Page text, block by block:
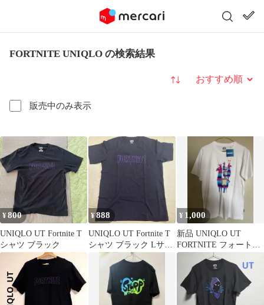
FORTNITE UNIQLO の検索結果
販売中のみ表示
並び替え
¥800
UNIQLO UT Fortnite T
シャツ ブラック
¥888
UNIQLO UT Fortnite T
シャツ ブラック Lサイ
¥ 1,000
新品 UNIQLO UT
FORTNITE フォートナ
イトTシャツ ホワイト